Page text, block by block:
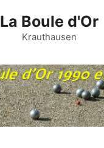
La Boule d'Or
Krauthausen